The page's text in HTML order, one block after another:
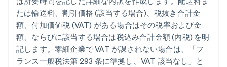
たは輸送料、割引価格 (該当する場合)、税抜き合計金
額、付加価値税 (VAT) がある場合はその税率および金
額、ならびに該当する場合は税込み合計金額 (内税) を明
記します。零細企業で VAT が課されない場合は、「フ
ランス一般税法第 293 条に準拠し、VAT 該当なし」と